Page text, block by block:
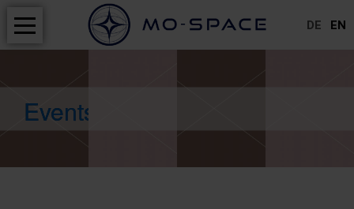
Events
Navigation
überspringen
HOME
PROJEKTE
SERVICE
DE EN